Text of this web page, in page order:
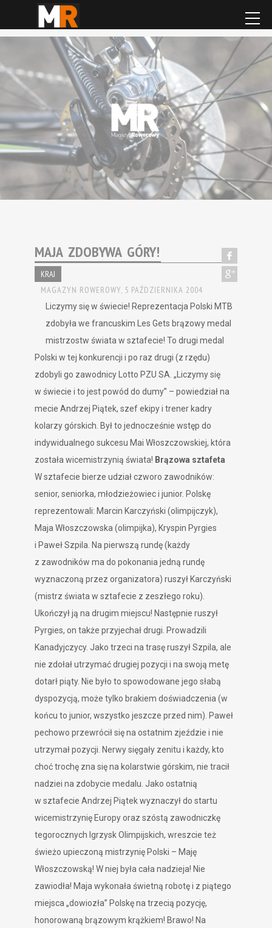
MAJA ZDOBYWA GÓRY!
KRAJ
MAGAZYN ROWEROWY, 5 PAŹDZIERNIKA 2004
Liczymy się w świecie! Reprezentacja Polski MTB
zdobyła we francuskim Les Gets brązowy medal
mistrzostw świata w sztafecie! To drugi medal
Polski w tej konkurencji i po raz drugi (z rzędu)
zdobyli go zawodnicy Lotto PZU SA. „Liczymy się
w świecie i to jest powód do dumy” – powiedział na
mecie Andrzej Piątek, szef ekipy i trener kadry
kolarzy górskich. Był to jednocześnie wstęp do
indywidualnego sukcesu Mai Włoszczowskiej, która
została wicemistrzynią świata! Brązowa sztafeta
W sztafecie bierze udział czworo zawodników:
senior, seniorka, młodzieżowiec i junior. Polskę
reprezentowali: Marcin Karczyński (olimpijczyk),
Maja Włoszczowska (olimpijka), Kryspin Pyrgies
i Paweł Szpila. Na pierwszą rundę (każdy
z zawodników ma do pokonania jedną rundę
wyznaczoną przez organizatora) ruszył Karczyński
(mistrz świata w sztafecie z zeszłego roku).
Ukończył ją na drugim miejscu! Następnie ruszył
Pyrgies, on także przyjechał drugi. Prowadzili
Kanadyjczycy. Jako trzeci na trasę ruszył Szpila, ale
nie zdołał utrzymać drugiej pozycji i na swoją metę
dotarł piąty. Nie było to spowodowane jego słabą
dyspozycją, może tylko brakiem doświadczenia (w
końcu to junior, wszystko jeszcze przed nim). Paweł
pechowo przewrócił się na ostatnim zjeździe i nie
utrzymał pozycji. Nerwy sięgały zenitu i każdy, kto
choć trochę zna się na kolarstwie górskim, nie tracił
nadziei na zdobycie medalu. Jako ostatnią
w sztafecie Andrzej Piątek wyznaczył do startu
wicemistrzynię Europy oraz szóstą zawodniczkę
tegorocznych Igrzysk Olimpijskich, wreszcie też
świeżo upieczoną mistrzynię Polski – Maję
Włoszczowską! W niej była cała nadzieja! Nie
zawiodła! Maja wykonała świetną robotę i z piątego
miejsca „dowiozła” Polskę na trzecią pozycję,
honorowaną brązowym krążkiem! Brawo! Na